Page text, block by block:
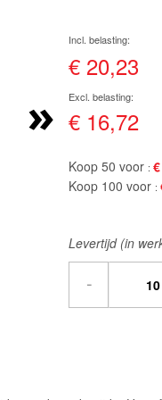
»
€ 20,23
€ 16,72
Koop 50 voor
Koop 100 voor
Levertijd (in
-